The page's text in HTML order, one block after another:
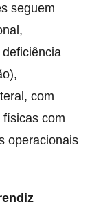
seguem
com
com
operacionais